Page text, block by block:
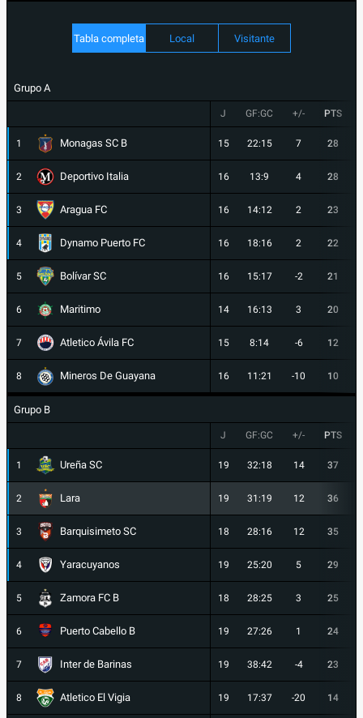
Tabla completa Local Visitante
Grupo A
J GF:GC +/- PTS
1 Monagas SC B 15 22:15 7 28
2 Deportivo Italia 16 13:9 4 28
3 Aragua FC 16 14:12 2 23
4 Dynamo Puerto FC 16 18:16 2 22
5 Bolívar SC 16 15:17 -2 21
6 Maritimo 14 16:13 3 20
7 Atletico Ávila FC 15 8:14 -6 12
8 Mineros De Guayana 16 11:21 -10 10
Grupo B
J GF:GC +/- PTS
1 Ureña SC 19 32:18 14 37
2 Lara 19 31:19 12 36
3 Barquisimeto SC 18 28:16 12 35
4 Yaracuyanos 19 25:20 5 29
5 Zamora FC B 18 28:25 3 25
6 Puerto Cabello B 19 27:26 1 24
7 Inter de Barinas 19 38:42 -4 23
8 Atletico El Vigia 19 17:37 -20 14